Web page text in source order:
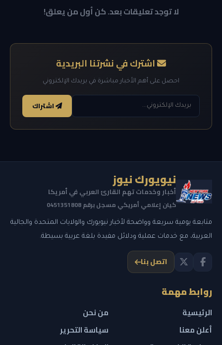
لا توجد تعليقات بعد. كن أول من يعلق!
اشترك في نشرتنا البريدية
احصل على أهم الأخبار مباشرة في بريدك الإلكتروني
اشتراك
نيويورك نيوز
أخبار وخدمات تهم القارئ العربي في أمريكا
كيان إعلامي أمريكي مسجل برقم 0451351808
متابعة يومية سريعة وواضحة لأخبار نيويورك والولايات المتحدة والجالية
العربية، مع خدمات عملية ودلائل مفيدة بلغة عربية بسيطة.
اتصل بنا
روابط مهمة
الرئيسية
من نحن
أعلن معنا
سياسة التحرير